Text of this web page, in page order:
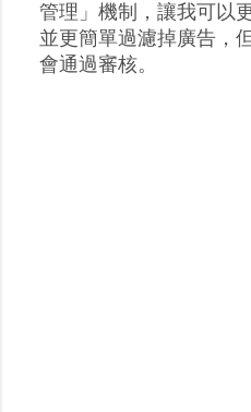
張
貼
留
管理」機制，讓我可以
並更簡單過濾掉廣告，
會通過審核。